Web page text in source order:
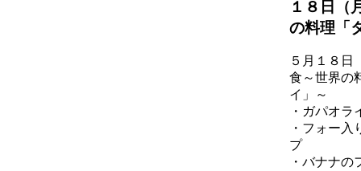
１８日（
の料理「
５月１８日
食～世界の
イ」～
・ガパオラ
・フォー入
プ
・バナナの